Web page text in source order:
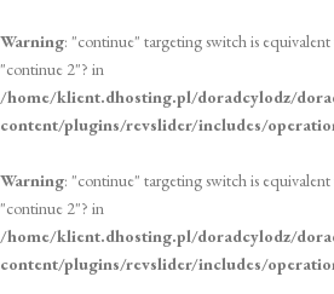
Warning: "continue" targeting switch is
"continue 2"? in
/home/klient.dhosting.pl/doradcylodz/
content/plugins/revslider/includes/
Warning: "continue" targeting switch is
"continue 2"? in
/home/klient.dhosting.pl/doradcylodz/
content/plugins/revslider/includes/